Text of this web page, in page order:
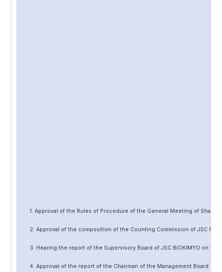
1. Approval of the Rules of Procedure of the General Meeting of
2. Approval of the composition of the Counting Commission of JSC
3. Hearing the report of the Supervisory Board of JSC BIOKIMYO on
4. Approval of the report of the Chairman of the Management Board